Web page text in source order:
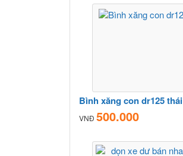
Bình xăng con dr125 thái
VNĐ 500.000